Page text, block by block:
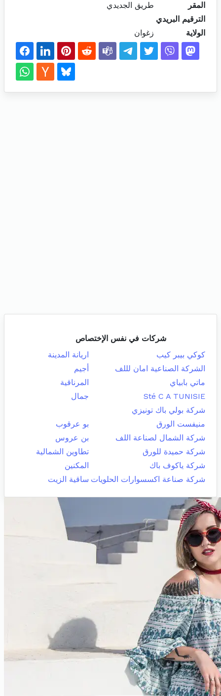
المقر
طريق الجديدي
الترقيم البريدي
الولاية
زغوان
شركات في نفس الإختصاص
كوكي بيبر كيب
اريانة المدينة
الشركة الصناعية امان لللف
أجيم
ماتي بابياي
المرناقية
Sté C A TUNISIE
جمال
شركة بولي باك تونيزي
منيفست الورق
بو عرقوب
شركة الشمال لصناعة اللف
بن عروس
شركة حميدة للورق
تطاوين الشمالية
شركة ياكوف باك
المكنين
شركة صناعة اكسسوارات الحلويات ساقية الزيت